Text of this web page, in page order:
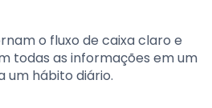
o fluxo de caixa claro e
todas as informações em um
um hábito diário.